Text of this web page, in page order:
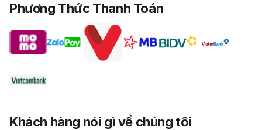
Phương Thức Thanh Toán
Khách hàng nói gì về chúng tôi